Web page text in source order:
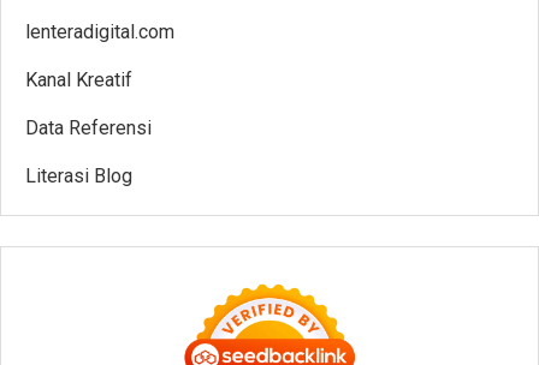
lenteradigital.com
Kanal Kreatif
Data Referensi
Literasi Blog